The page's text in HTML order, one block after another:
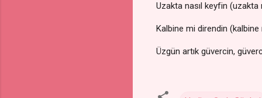
Uzakta nasıl keyfin (uzakta
Kalbine mi direndin (kalbine
Üzgün artık güvercin,